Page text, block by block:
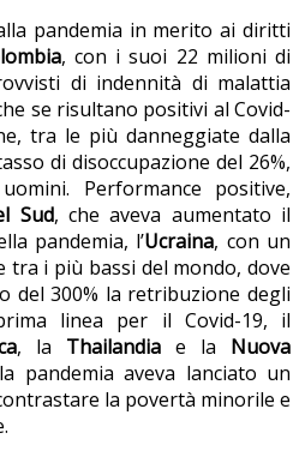
pandemia in merito ai diritti
, con i suoi 22 milioni di
di indennità di malattia
se risultano positivi al Covid-
tra le più danneggiate dalla
di disoccupazione del 26%,
Performance positive,
Sud, che aveva aumentato il
pandemia, l’Ucraina, con un
tra i più bassi del mondo, dove
del 300% la retribuzione degli
linea per il Covid-19, il
, la Thailandia e la Nuova
pandemia aveva lanciato un
la povertà minorile e